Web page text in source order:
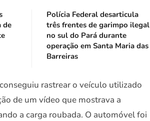
de
Polícia Federal desarticula
três frentes de garimpo ilegal
no sul do Pará durante
operação em Santa Maria das
Barreiras
rastrear o veículo utilizado
de um vídeo que mostrava a
a carga roubada. O automóvel foi